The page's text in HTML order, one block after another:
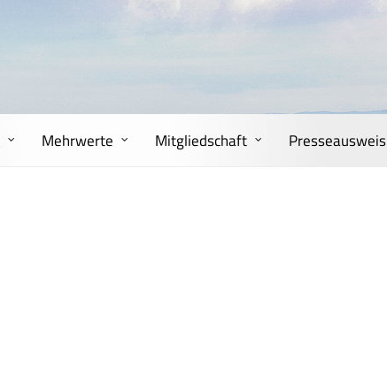
Mehrwerte Mitgliedschaft Presseausweis